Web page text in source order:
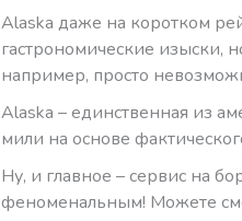
Alaska даже на коротком
гастрономические изыски,
например, просто
Alaska – единственная из
мили на основе
Ну, и главное – сервис на
феноменальным! Можете